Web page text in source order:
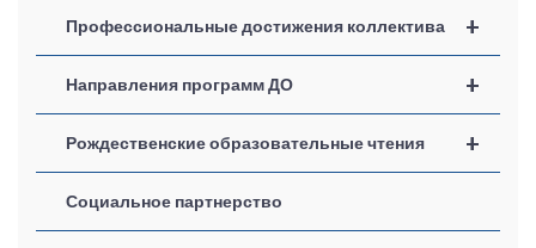
+
Профессиональные достижения коллектива
+
Направления программ ДО
+
Рождественские образовательные чтения
Социальное партнерство